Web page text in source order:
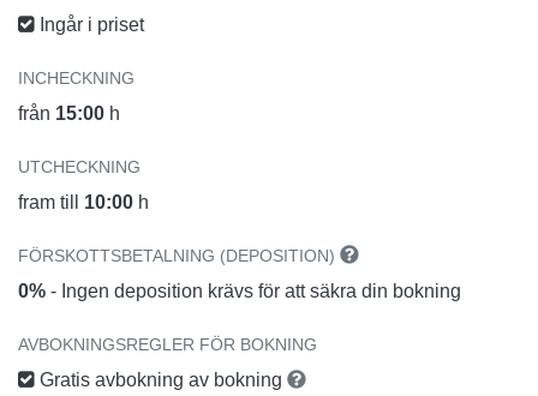
Ingår i priset
INCHECKNING
från 15:00 h
UTCHECKNING
fram till 10:00 h
FÖRSKOTTSBETALNING (DEPOSITION)
0% - Ingen deposition krävs för att säkra din bokning
AVBOKNINGSREGLER FÖR BOKNING
Gratis avbokning av bokning